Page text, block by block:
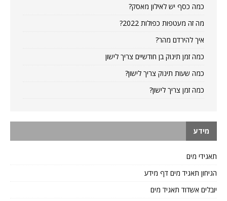
כמה כסף יש לאילון מאסק?
מה זה מעטפות כפולות 2022?
איך להירדם מהר?
כמה זמן תינוק בן חודשיים צריך לישון
כמה שעות תינוק צריך לישון?
כמה זמן צריך לישון?
מידע
תאגידי מים
הגיחון תאגיד מים דף מידע
יובלים אשדוד תאגיד מים